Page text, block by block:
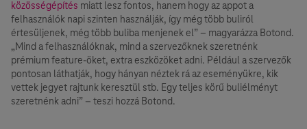
közösségépítés miatt lesz fontos, hanem hogy az appot a
felhasználók napi szinten használják, így még több buliról
értesüljenek, még több buliba menjenek el” – magyarázza Botond.
„Mind a felhasználóknak, mind a szervezőknek szeretnénk
prémium feature-öket, extra eszközöket adni. Például a szervezők
pontosan láthatják, hogy hányan néztek rá az eseményükre, kik
vettek jegyet rajtunk keresztül stb. Egy teljes körű buliélményt
szeretnénk adni” – teszi hozzá Botond.